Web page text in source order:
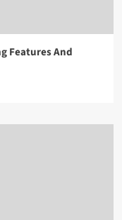
Features And